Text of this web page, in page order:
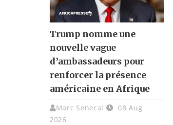
Trump nomme une
nouvelle vague
d’ambassadeurs pour
renforcer la présence
américaine en Afrique
Marc Senecal
08 Aug
2026